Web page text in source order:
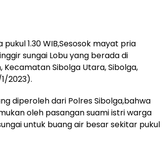
pukul 1.30 WIB,Sesosok mayat pria
sungai Lobu yang berada di
Kecamatan Sibolga Utara, Sibolga,
2023).
diperoleh dari Polres Sibolga,bahwa
oleh pasangan suami istri warga
untuk buang air besar sekitar pukul